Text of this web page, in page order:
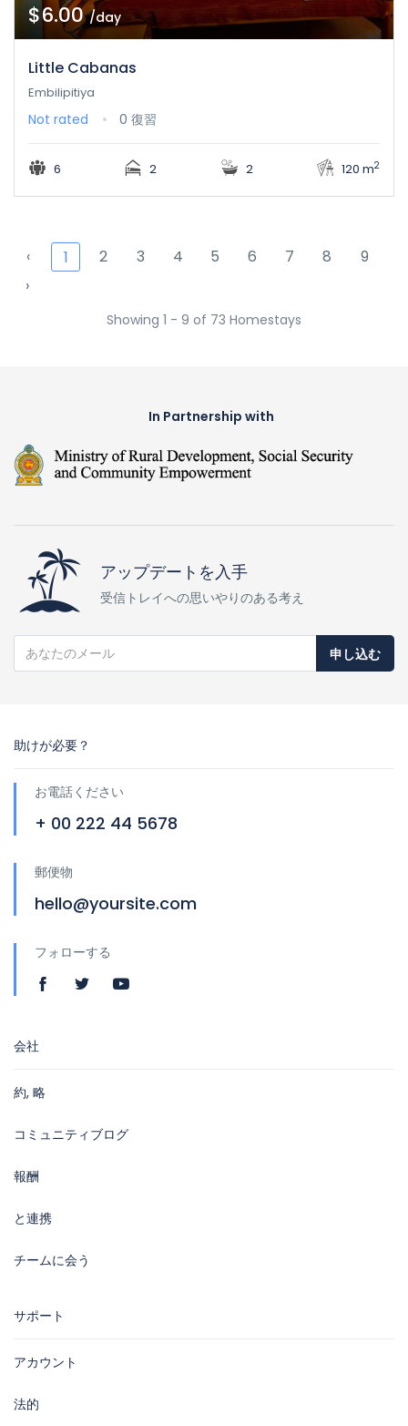
$6.00/day
Little Cabanas
Embilipitiya
Not rated 0 復習
6 2 2 120 m2
‹ 1 2 3 4 5 6 7 8
9
›
Showing 1 - 9 of 73 Homestays
In Partnership with
アップデートを入手
受信トレイへの思いやりのある考え
申し込む
助けが必要？
お電話ください
+ 00 222 44 5678
郵便物
hello@yoursite.com
フォローする
会社
約, 略
コミュニティブログ
報酬
と連携
チームに会う
サポート
アカウント
法的